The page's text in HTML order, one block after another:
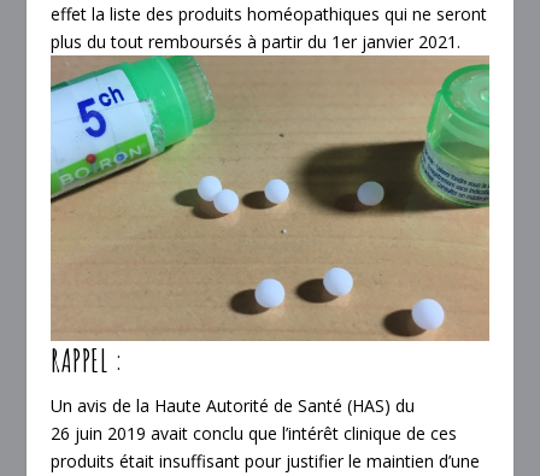
effet la liste des produits homéopathiques qui ne seront
plus du tout remboursés à partir du 1erjanvier 2021.
RAPPEL :
Un avis de la Haute Autorité de Santé (HAS) du
26 juin 2019 avait conclu que l’intérêt clinique de ces
produits était insuffisant pour justifier le maintien d’une